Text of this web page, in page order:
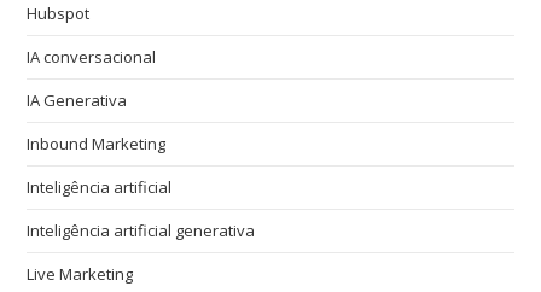
Hubspot
IA conversacional
IA Generativa
Inbound Marketing
Inteligência artificial
Inteligência artificial generativa
Live Marketing